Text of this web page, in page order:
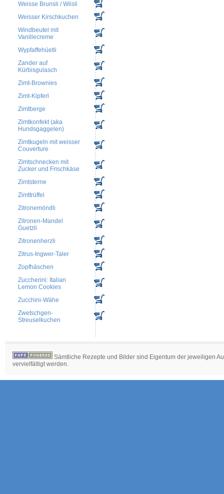
Weisse Brunsli / Wiisli
Weisser Kirschkuchen
Windbeutel mit
Vanillecreme
Wypfaffehüetli
Zander auf
Kürbisgulasch
Zimt-Brownies
Zimt-Kipferl
Zimtberge
Zimtkonfekt (aka
Hundsgaggelen)
Zimtkugeln mit weisser
Couverture
Zimtschnecken mit
Zucker und Frischkäse
Zimtsterne
Zimttrüffel
Zitronemöndli
Zitronen-Mandel
Guetzli
Zitronenherzli
Zitrus-Ingwer-Taler
Zopfhäschen
Zuccherini: Italian
Lemon Cookies
Zucchini-Wähe
Zwetschgen-
Streuselkuchen
Sämtliche Rezepte und Bilder sind Eigentum der jeweiligen
vervielfältigt werden.